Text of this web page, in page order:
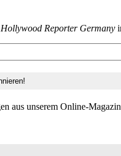
Hollywood Reporter Germany
aus unserem Online-